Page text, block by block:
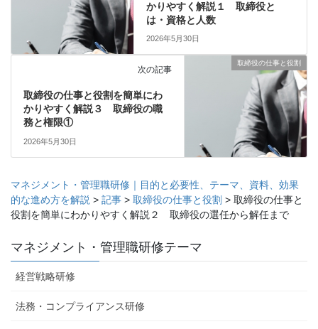
かりやすく解説１ 取締役と
は・資格と人数
2026年5月30日
取締役の仕事と役割
次の記事
取締役の仕事と役割を簡単にわ
かりやすく解説３ 取締役の職
務と権限①
2026年5月30日
マネジメント・管理職研修｜目的と必要性、テーマ、資料、効果
的な進め方を解説 > 記事 > 取締役の仕事と役割 > 取締役の仕事と
役割を簡単にわかりやすく解説２ 取締役の選任から解任まで
マネジメント・管理職研修テーマ
経営戦略研修
法務・コンプライアンス研修